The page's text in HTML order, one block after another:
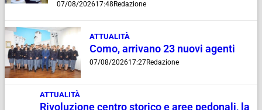
07/08/202617:48 Redazione
ATTUALITÀ
Como, arrivano 23 nuovi agenti
07/08/202617:27Redazione
ATTUALITÀ
Rivoluzione centro storico e aree pedonali, la